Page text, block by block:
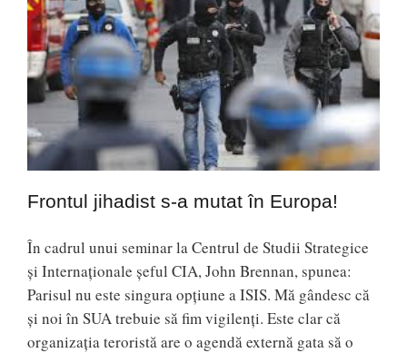
Frontul jihadist s-a mutat în Europa!
În cadrul unui seminar la Centrul de Studii Strategice
și Internaționale șeful CIA, John Brennan, spunea:
Parisul nu este singura opțiune a ISIS. Mă gândesc că
și noi în SUA trebuie să fim vigilenți. Este clar că
organizația teroristă are o agendă externă gata să o